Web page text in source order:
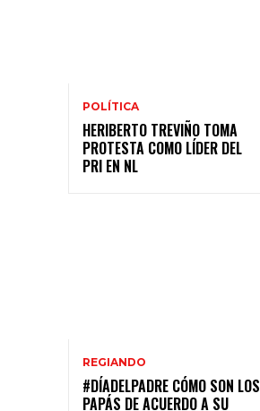
POLÍTICA
HERIBERTO TREVIÑO TOMA
PROTESTA COMO LÍDER DEL
PRI EN NL
REGIANDO
#DÍADELPADRE CÓMO SON LOS
PAPÁS DE ACUERDO A SU